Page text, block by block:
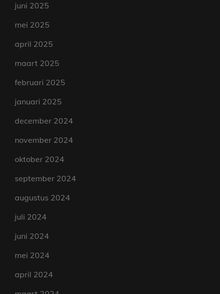
juni 2025
mei 2025
april 2025
maart 2025
februari 2025
januari 2025
december 2024
november 2024
oktober 2024
september 2024
augustus 2024
juli 2024
juni 2024
mei 2024
april 2024